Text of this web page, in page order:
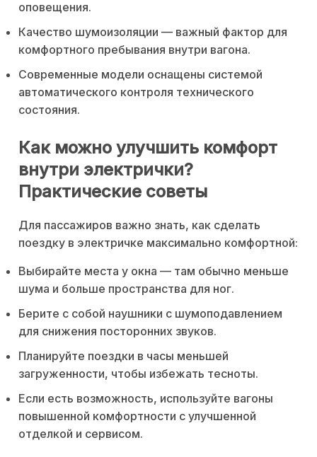
оповещения.
Качество шумоизоляции — важный фактор для
комфортного пребывания внутри вагона.
Современные модели оснащены системой
автоматического контроля технического
состояния.
Как можно улучшить комфорт
внутри электрички?
Практические советы
Для пассажиров важно знать, как сделать
поездку в электричке максимально комфортной:
Выбирайте места у окна — там обычно меньше
шума и больше пространства для ног.
Берите с собой наушники с шумоподавлением
для снижения посторонних звуков.
Планируйте поездки в часы меньшей
загруженности, чтобы избежать тесноты.
Если есть возможность, используйте вагоны
повышенной комфортности с улучшенной
отделкой и сервисом.